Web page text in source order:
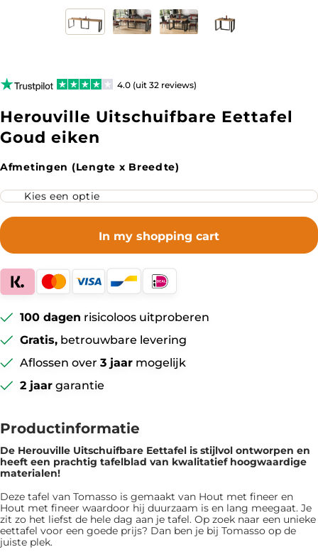
Productinformatie
De Herouville Uitschuifbare Eettafel is ​​stijlvol ontworpen en
heeft een prachtig tafelblad van kwalitatief hoogwaardige
materialen!
Deze tafel van Tomasso is gemaakt van Hout met fineer en
Hout met fineer waardoor hij duurzaam is en lang meegaat. Je
zit zo het liefst de hele dag aan je tafel. Op zoek naar een unieke
eettafel voor een goede prijs? Dan ben je bij Tomasso op de
juiste plek.
4.0 (uit 32 reviews)
Herouville Uitschuifbare Eettafel
Goud eiken
Afmetingen (Lengte x Breedte)
In my shopping cart
100 dagen risicoloos uitproberen
Gratis, betrouwbare levering
Aflossen over 3 jaar mogelijk
2 jaargarantie